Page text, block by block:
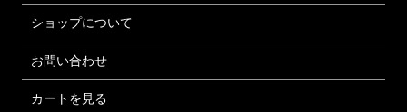
ショップについて
お問い合わせ
カートを見る